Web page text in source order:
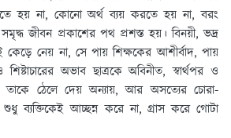
হয় না, কোনাে অর্থ ব্যয় করতে হয় না, বরং
জীবন প্রকাশের পথ প্রশস্ত হয়। বিনয়ী, ভদ্র
কেড়ে নেয় না, সে পায় শিক্ষকের আশীর্বাদ, পায়
অভাব ছাত্রকে অবিনীত, স্বার্থপর ও
ঠেলে দেয় অন্যায়, আর অসত্যের চোরা-
ব্যক্তিকেই আচ্ছন্ন করে না, গ্রাস করে গােটা